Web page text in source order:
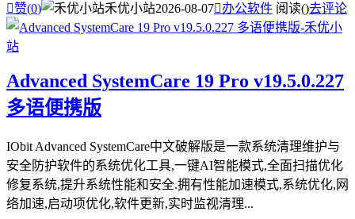
赞(0) 禾优小站2026-08-07办公软件 阅读()去评论
Advanced SystemCare 19 Pro v19.5.0.227
多语便携版
IObit Advanced SystemCare中文破解版是一款系统清理维护与
安全防护软件的系统优化工具,一键AI智能模式,全面扫描优化
修复系统,提升系统性能和安全.拥有性能加速模式,系统优化,网
络加速,启动项优化,软件更新,实时监视清理...